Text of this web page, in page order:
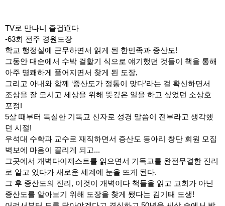
TV로 만나니 즐겁道다
-63회 전주 경원도장
학교 행정실에 근무하면서 읽게 된 한민족과 증산도!
그동안 대순에서 수박 겉핥기 식으로 얘기했던 것들이 책을 통해
아주 명쾌하게 풀어지면서 찾게 된 도장,
그리고 아내와 함께 ‘증산도가 정통이 맞다’라는 걸 확신하면서
조상을 잘 모시고 세상을 위해 뜻깊은 일을 하고 싶었던 소상호
포정!
5살 때부터 독실한 기독교 신자로 성경 말씀이 전부라고 생각했
던 시절!
우석대 수학과 교수로 재직하면서 증산도 동아리 창단 회원 모집
벽보에 마음이 끌리게 되고...
그곳에서 개벽다이제스트를 읽으면서 기독교를 완전무결한 진리
로 알고 있다가 새로운 세계에 눈을 뜨게 된다.
그 후 증산도의 진리, 이것이 개벽이다 책들을 읽고 교회가 아닌
증산도를 알아보기 위해 도장을 찾게 됐다는 김기태 도생!